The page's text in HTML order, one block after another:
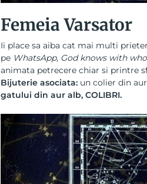
Femeia Varsator
Ii place sa aiba cat mai multi
pe WhatsApp, God knows with
animata petrecere chiar si printre
Bijuterie asociata: un colier din
gatului din aur alb, COLIBRI.